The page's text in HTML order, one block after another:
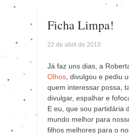
Ficha Limpa!
22 de abril de 2010
Já faz uns dias, a
Olhos, divulgou e pediu
quem interessar possa,
divulgar, espalhar e
E eu, que sou partidária
mundo melhor para
filhos melhores para o